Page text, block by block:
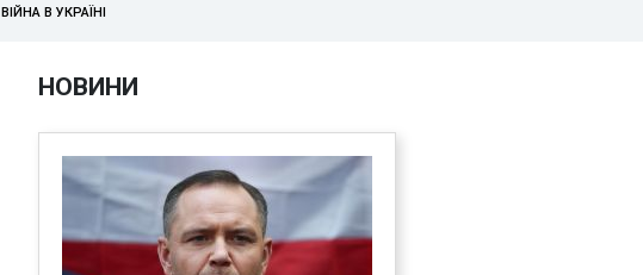
ВІЙНА В УКРАЇНІ
НОВИНИ